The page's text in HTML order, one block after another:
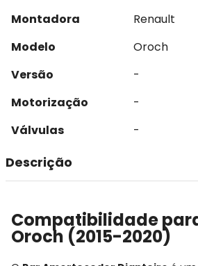
Montadora
Renault
Modelo
Oroch
Versão
-
Motorização
-
Válvulas
-
Descrição
Compatibilidade
Oroch (2015-2020)